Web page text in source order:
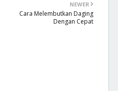
NEWER
Cara Melembutkan Daging
Dengan Cepat